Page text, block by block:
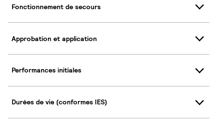
Fonctionnement de secours
Approbation et application
Performances initiales
Durées de vie (conformes IES)